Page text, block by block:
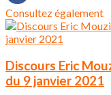
Consultez également
Discours Eric
du 9 janvier 2021